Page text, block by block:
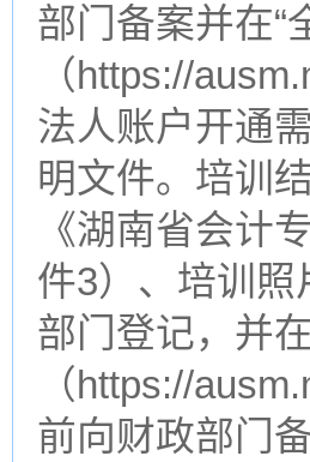
部门备案并在“
（https://
法人账户开通
明文件。培训
《湖南省会计
件3）、培训
部门登记，并
（https://
前向财政部门